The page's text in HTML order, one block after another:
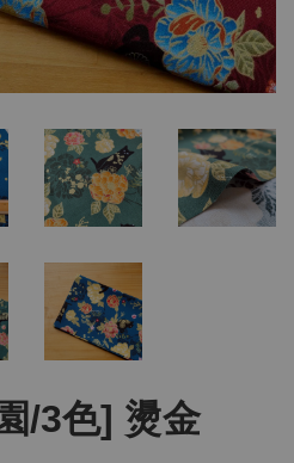
/3色] 燙金